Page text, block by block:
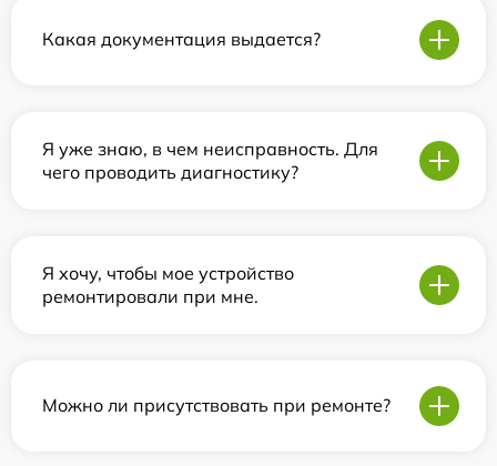
Какая документация выдается?
Я уже знаю, в чем неисправность. Для
чего проводить диагностику?
Я хочу, чтобы мое устройство
ремонтировали при мне.
Можно ли присутствовать при ремонте?